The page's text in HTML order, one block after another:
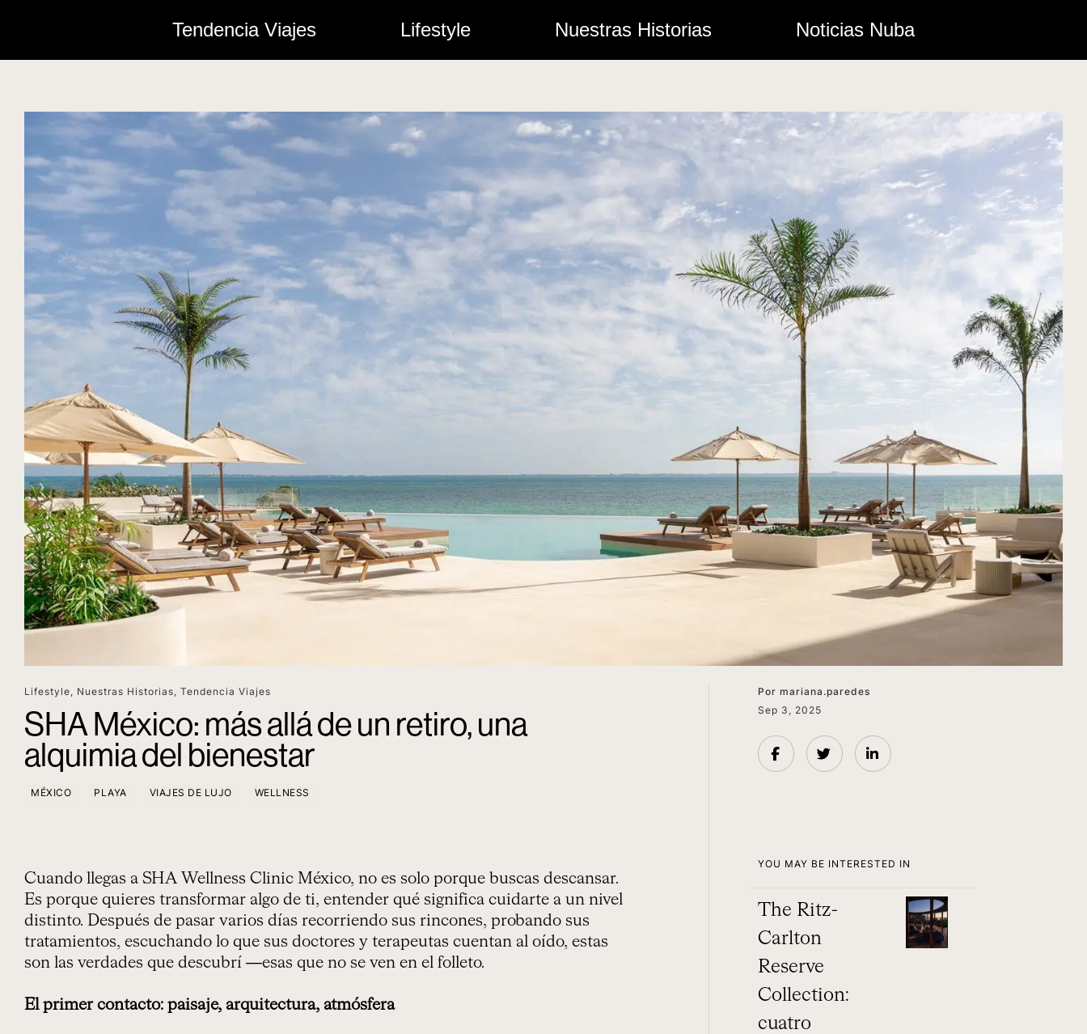
Tendencia Viajes Lifestyle Nuestras Historias Noticias Nuba
Lifestyle, Nuestras Historias, Tendencia Viajes
SHA México: más allá de un retiro, una
alquimia del bienestar
MÉXICO PLAYA VIAJES DE LUJO WELLNESS
Cuando llegas a SHA Wellness Clinic México, no es solo porque buscas descansar.
Es porque quieres transformar algo de ti, entender qué significa cuidarte a un nivel
distinto. Después de pasar varios días recorriendo sus rincones, probando sus
tratamientos, escuchando lo que sus doctores y terapeutas cuentan al oído, estas
son las verdades que descubrí —esas que no se ven en el folleto.
El primer contacto: paisaje, arquitectura, atmósfera
Por mariana.paredes
Sep 3, 2025
YOU MAY BE INTERESTED IN
The Ritz-
Carlton
Reserve
Collection:
cuatro